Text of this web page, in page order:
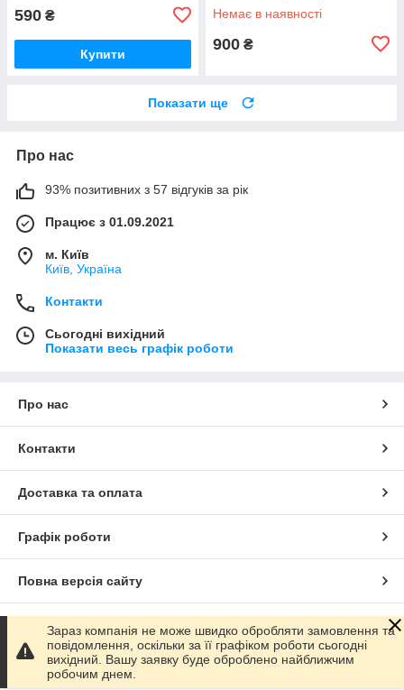
590 ₴
Купити
Немає в наявності
900 ₴
Показати ще
Про нас
93% позитивних з 57 відгуків за рік
Працює з 01.09.2021
м. Київ
Київ, Україна
Контакти
Сьогодні вихідний
Показати весь графік роботи
Про нас
Контакти
Доставка та оплата
Графік роботи
Повна версія сайту
Сайт створено на маркетплейсі Prom.ua
Політика конфіденційності
Зараз компанія не може швидко обробляти замовлення та
повідомлення, оскільки за її графіком роботи сьогодні
вихідний. Вашу заявку буде оброблено найближчим
робочим днем.